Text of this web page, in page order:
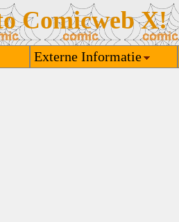
Comicweb X!
Externe Informatie